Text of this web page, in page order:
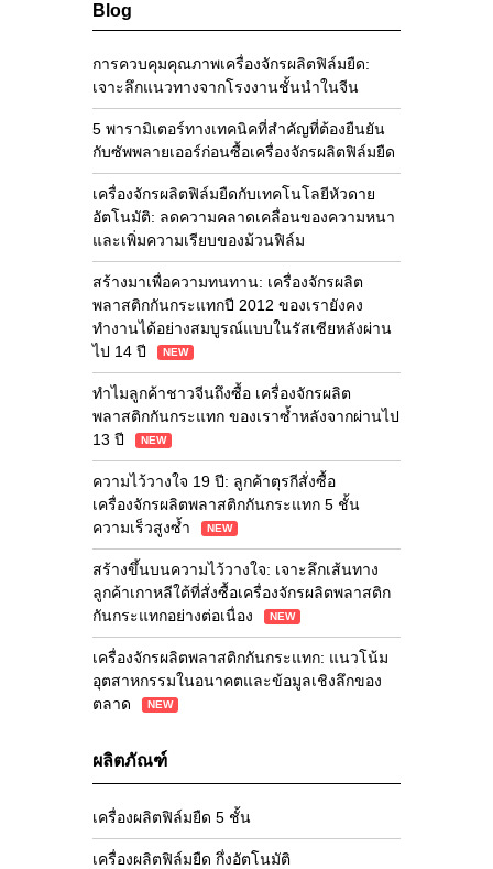
Blog
การควบคุมคุณภาพเครื่องจักรผลิตฟิล์มยืด:
เจาะลึกแนวทางจากโรงงานชั้นนำในจีน
5 พารามิเตอร์ทางเทคนิคที่สำคัญที่ต้องยืนยัน
กับซัพพลายเออร์ก่อนซื้อเครื่องจักรผลิตฟิล์มยืด
เครื่องจักรผลิตฟิล์มยืดกับเทคโนโลยีหัวดาย
อัตโนมัติ: ลดความคลาดเคลื่อนของความหนา
และเพิ่มความเรียบของม้วนฟิล์ม
สร้างมาเพื่อความทนทาน: เครื่องจักรผลิต
พลาสติกกันกระแทกปี 2012 ของเรายังคง
ทำงานได้อย่างสมบูรณ์แบบในรัสเซียหลังผ่าน
ไป 14 ปี
NEW
ทำไมลูกค้าชาวจีนถึงซื้อ เครื่องจักรผลิต
พลาสติกกันกระแทก ของเราซ้ำหลังจากผ่านไป
13 ปี
NEW
ความไว้วางใจ 19 ปี: ลูกค้าตุรกีสั่งซื้อ
เครื่องจักรผลิตพลาสติกกันกระแทก 5 ชั้น
ความเร็วสูงซ้ำ
NEW
สร้างขึ้นบนความไว้วางใจ: เจาะลึกเส้นทาง
ลูกค้าเกาหลีใต้ที่สั่งซื้อเครื่องจักรผลิตพลาสติก
กันกระแทกอย่างต่อเนื่อง
NEW
เครื่องจักรผลิตพลาสติกกันกระแทก: แนวโน้ม
อุตสาหกรรมในอนาคตและข้อมูลเชิงลึกของ
ตลาด
NEW
ผลิตภัณฑ์
เครื่องผลิตฟิล์มยืด 5 ชั้น
เครื่องผลิตฟิล์มยืด กึ่งอัตโนมัติ